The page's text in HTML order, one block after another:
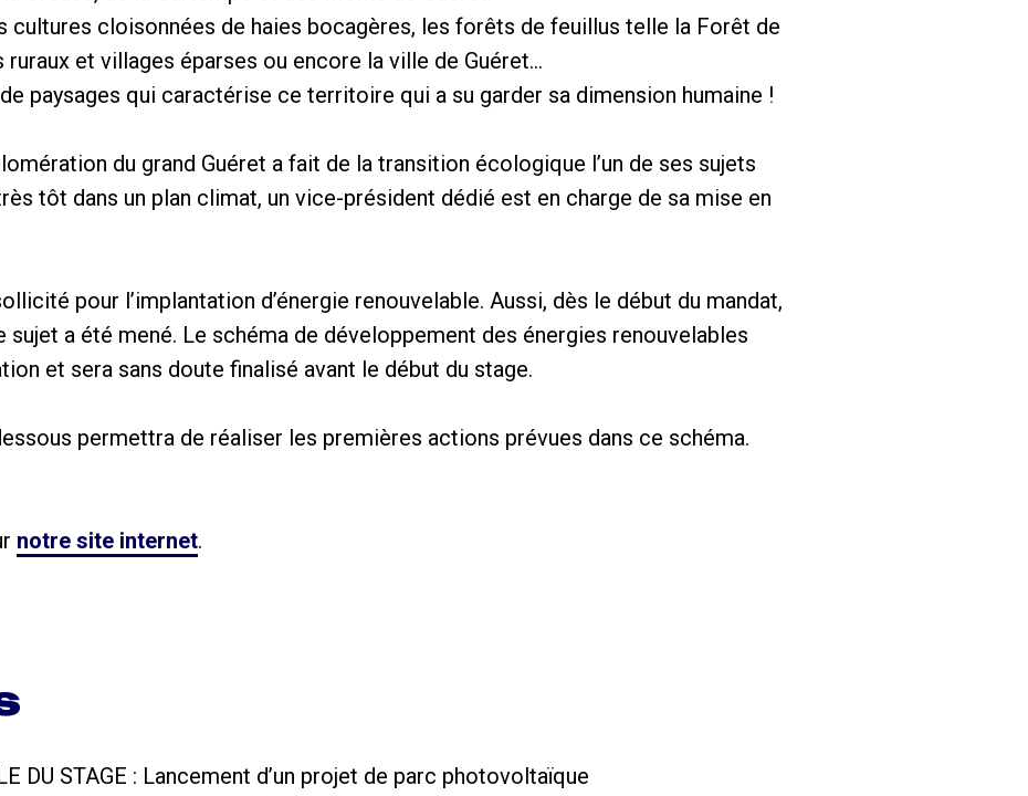
cultures cloisonnées de haies bocagères, les forêts de feuillus telle la Forêt de
ruraux et villages éparses ou encore la ville de Guéret…
paysages qui caractérise ce territoire qui a su garder sa dimension humaine !
du grand Guéret a fait de la transition écologique l’un de ses sujets
tôt dans un plan climat, un vice-président dédié est en charge de sa mise en
pour l’implantation d’énergie renouvelable. Aussi, dès le début du mandat,
sujet a été mené. Le schéma de développement des énergies renouvelables
et sera sans doute finalisé avant le début du stage.
permettra de réaliser les premières actions prévues dans ce schéma.
notre site internet.
DU STAGE : Lancement d’un projet de parc photovoltaïque